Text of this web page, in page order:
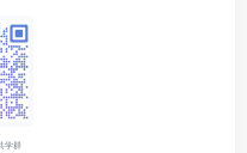
学群